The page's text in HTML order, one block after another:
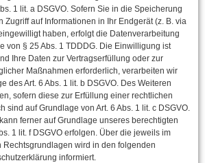
1 lit. a DSGVO. Sofern Sie in die Speicherung
Zugriff auf Informationen in Ihr Endgerät (z. B. via
haben, erfolgt die Datenverarbeitung
von § 25 Abs. 1 TDDDG. Die Einwilligung ist
Ihre Daten zur Vertragserfüllung oder zur
Maßnahmen erforderlich, verarbeiten wir
des Art. 6 Abs. 1 lit. b DSGVO. Des Weiteren
sofern diese zur Erfüllung einer rechtlichen
sind auf Grundlage von Art. 6 Abs. 1 lit. c DSGVO.
ferner auf Grundlage unseres berechtigten
1 lit. f DSGVO erfolgen. Über die jeweils im
Rechtsgrundlagen wird in den folgenden
informiert.